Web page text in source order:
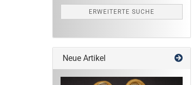
ERWEITERTE SUCHE
Neue Artikel